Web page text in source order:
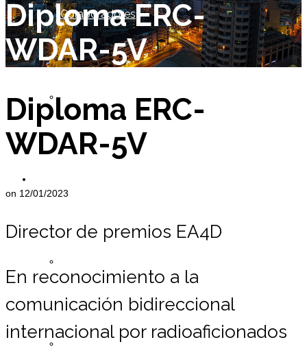
Colaboradores
Socio de Honor
Lista de Miembros
Diploma ERC-
WDAR-5V
Diploma ERC-
WDAR-5V
on 12/01/2023
Director de premios EA4D
En reconocimiento a la
comunicación bidireccional
internacional por radioaficionados